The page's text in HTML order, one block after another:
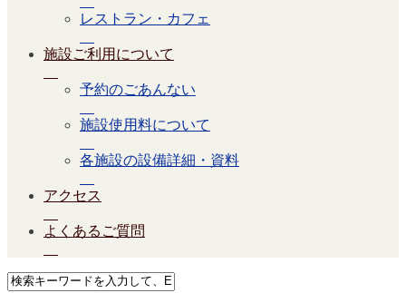
レストラン・カフェ
施設ご利用について
予約のごあんない
施設使用料について
各施設の設備詳細・資料
アクセス
よくあるご質問